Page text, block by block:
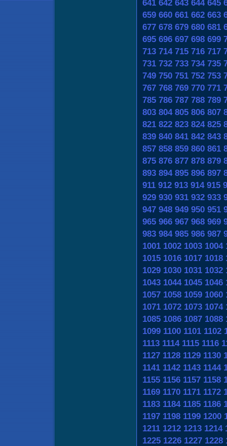
641 642 643 644 645
659 660 661 662 663
677 678 679 680 681
695 696 697 698 699
713 714 715 716 717
731 732 733 734 735
749 750 751 752 753
767 768 769 770 771
785 786 787 788 789
803 804 805 806 807
821 822 823 824 825
839 840 841 842 843
857 858 859 860 861
875 876 877 878 879
893 894 895 896 897
911 912 913 914 915
929 930 931 932 933
947 948 949 950 951
965 966 967 968 969
983 984 985 986 987
1001 1002 1003 1004
1015 1016 1017 1018
1029 1030 1031 1032
1043 1044 1045 1046
1057 1058 1059 1060
1071 1072 1073 1074
1085 1086 1087 1088
1099 1100 1101 1102
1113 1114 1115 1116
1127 1128 1129 1130
1141 1142 1143 1144
1155 1156 1157 1158
1169 1170 1171 1172
1183 1184 1185 1186
1197 1198 1199 1200
1211 1212 1213 1214
1225 1226 1227 1228